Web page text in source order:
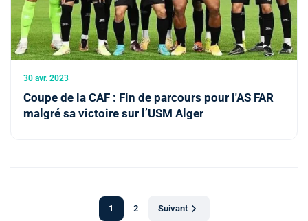
30 avr. 2023
Coupe de la CAF : Fin de parcours pour l'AS FAR
malgré sa victoire sur l’USM Alger
1 2 Suivant